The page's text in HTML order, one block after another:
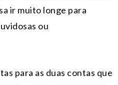
ir muito longe para
ou
para as duas contas que